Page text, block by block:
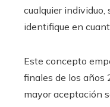
cualquier individuo,
identifique en
Este concepto
finales de los años
mayor aceptación